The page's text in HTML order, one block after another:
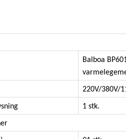
Balboa
220V/380V/
1 stk.